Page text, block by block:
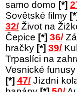
samo domo [*]
Sovětské filmy [*]
32/ Život na
Čepice [*] 36/
hračky [*] 39/
Trpaslíci na
Vesnické funusy
[*] 47/ Jízdní